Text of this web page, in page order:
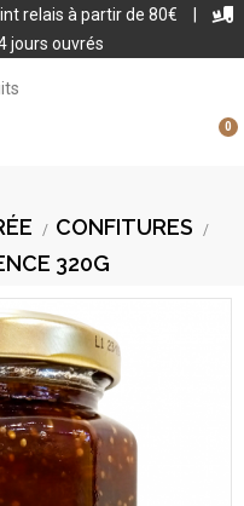
relais à partir de 80€
jours ouvrés
0
CONFITURES
320G